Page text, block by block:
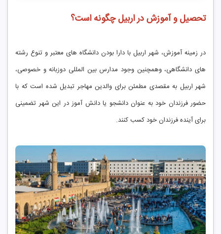
تحصیل و آموزش در اربیل چگونه است؟
در زمینه آموزش، شهر اربیل با دارا بودن دانشگاه های معتبر و تنوع رشته
های دانشگاهی، وهمچنین وجود مدارس بین المللی دوزبانه و خصوصی،
شهر اربیل به مقصدی مطمئن برای والدین مهاجر تبدیل شده است که با
حضور فرزندان خود به عنوان دانشجو یا دانش آموز در این شهر تضمینی
برای آینده فرزندان خود کسب کنند.